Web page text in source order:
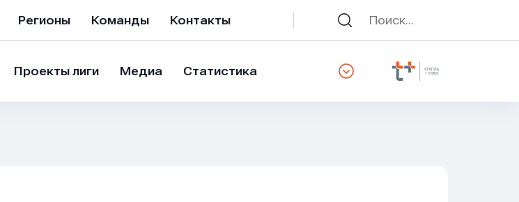
Регионы Команды Контакты
Проекты лиги Медиа Статистика